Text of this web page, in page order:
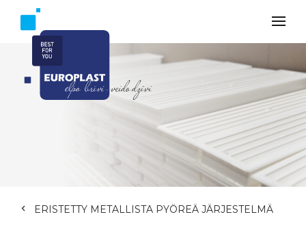
ERISTETTY METALLISTA PYÖREÄ JÄRJESTELMÄ